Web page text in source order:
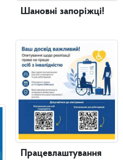
Шановні запоріжці!
Працевлаштування